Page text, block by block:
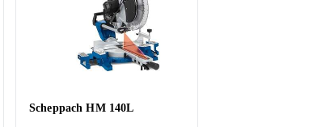
Scheppach HM 140L